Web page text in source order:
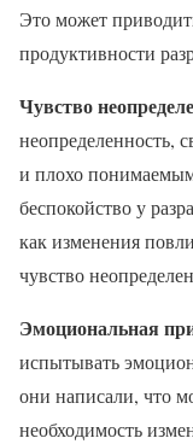
Это может
продуктивности
Чувство
неопределенность,
и плохо
беспокойство у
как изменения
чувство
Эмоциональная
испытывать
они написали, что
необходимость